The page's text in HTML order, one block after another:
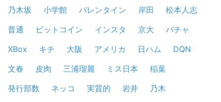
乃木坂 小学館 バレンタイン 岸田
松本人志
普通
ビットコイン インスタ 京大
バチャ
XBox
キチ 大阪 アメリカ 日ハム
DQN
文春
皮肉 三浦瑠麗 ミス日本
稲葉
発行部数
ネッコ 実質的 岩井
乃木